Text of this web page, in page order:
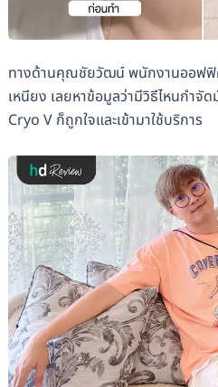
ทางด้านคุณชัยวัฒน์ พนักงานออฟฟิ
เหนียง เลยหาข้อมูลว่ามีวิธีไหนกำจั
Cryo V ก็ถูกใจและเข้ามาใช้บริการ